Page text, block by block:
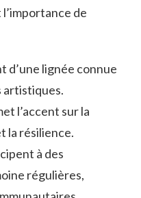
de
d’une lignée connue
artistiques.
l’accent sur la
la résilience.
à des
régulières,